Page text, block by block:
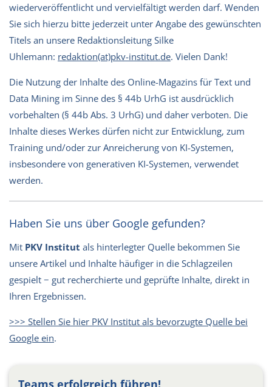
wiederveröffentlicht und vervielfältigt werden darf. Wenden
Sie sich hierzu bitte jederzeit unter Angabe des gewünschten
Titels an unsere Redaktionsleitung Silke
Uhlemann: redaktion(at)pkv-institut.de. Vielen Dank!
Die Nutzung der Inhalte des Online-Magazins für Text und
Data Mining im Sinne des § 44b UrhG ist ausdrücklich
vorbehalten (§ 44b Abs. 3 UrhG) und daher verboten. Die
Inhalte dieses Werkes dürfen nicht zur Entwicklung, zum
Training und/oder zur Anreicherung von KI-Systemen,
insbesondere von generativen KI-Systemen, verwendet
werden.
Haben Sie uns über Google gefunden?
Mit PKV Institut als hinterlegter Quelle bekommen Sie
unsere Artikel und Inhalte häufiger in die Schlagzeilen
gespielt − gut recherchierte und geprüfte Inhalte, direkt in
Ihren Ergebnissen.
>>> Stellen Sie hier PKV Institut als bevorzugte Quelle bei
Google ein.
Teams erfolgreich führen!